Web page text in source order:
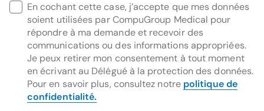
En cochant cette case, j’accepte que mes données
soient utilisées par CompuGroup Medical pour
répondre à ma demande et recevoir des
communications ou des informations appropriées.
Je peux retirer mon consentement à tout moment
en écrivant au Délégué à la protection des données.
Pour en savoir plus, consultez notre politique de
confidentialité.